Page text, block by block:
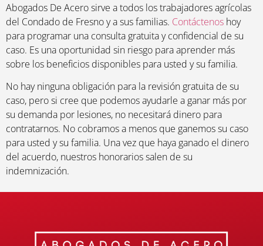
Abogados De Acero sirve a todos los trabajadores agrícolas
del Condado de Fresno y a sus familias. Contáctenos hoy
para programar una consulta gratuita y confidencial de su
caso. Es una oportunidad sin riesgo para aprender más
sobre los beneficios disponibles para usted y su familia.
No hay ninguna obligación para la revisión gratuita de su
caso, pero si cree que podemos ayudarle a ganar más por
su demanda por lesiones, no necesitará dinero para
contratarnos. No cobramos a menos que ganemos su caso
para usted y su familia. Una vez que haya ganado el dinero
del acuerdo, nuestros honorarios salen de su
indemnización.